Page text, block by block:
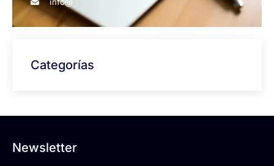
Categorías
Newsletter